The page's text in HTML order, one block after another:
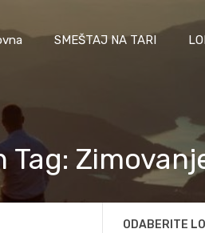
SMEŠTAJ NA TARI
Tag:
ODABERITE